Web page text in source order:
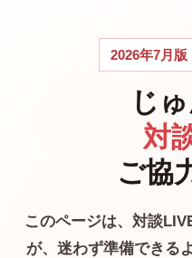
2026年7月
じ
対
ご協
このページは、対談
が、迷わず準備できる